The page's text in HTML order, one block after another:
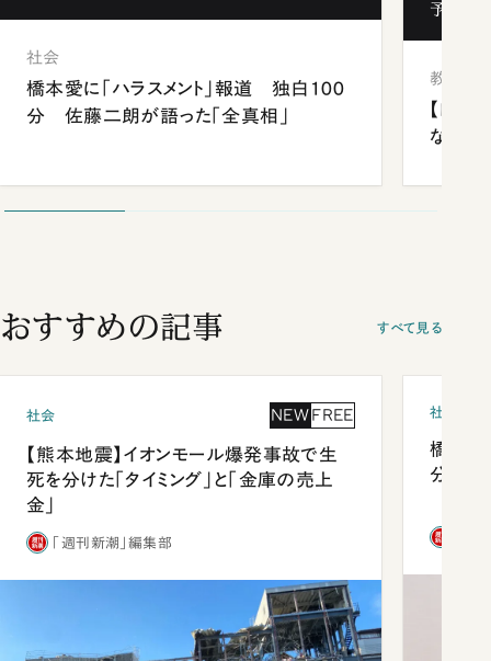
社会
橋本愛に「ハラスメント」報道 独白100
分 佐藤二朗が語った「全真相」
予備校
教育
【四
ながら
おすすめの記事 すべて見る
社会 NEW FREE
【熊本地震】イオンモール爆発事故で生
死を分けた「タイミング」と「金庫の売上
金」
「週刊新潮」編集部
社会
橋本愛
分 佐